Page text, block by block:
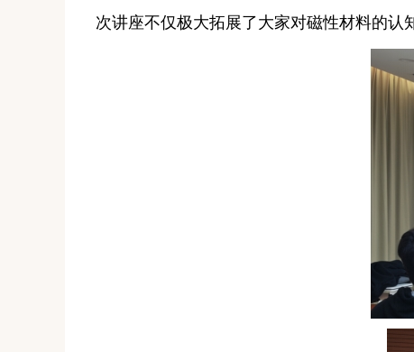
次讲座不仅极大拓展了大家对磁性材料的认